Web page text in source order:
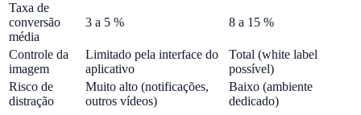
Taxa de
conversão
média
3 a 5 % 8 a 15 %
Controle da
imagem
Limitado pela interface do
aplicativo
Total (white label
possível)
Risco de
distração
Muito alto (notificações,
outros vídeos)
Baixo (ambiente
dedicado)